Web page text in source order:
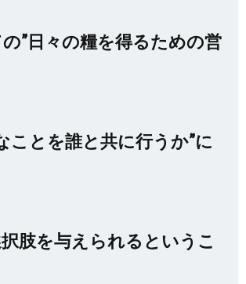
”日々の糧を得るための営
ことを誰と共に行うか”に
肢を与えられるというこ